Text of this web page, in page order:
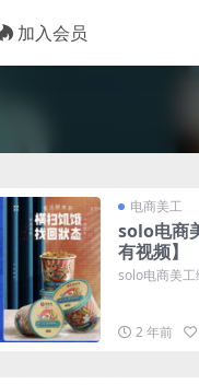
加入会员
电商美工
solo电商
有视频】
solo电商美
2 年前